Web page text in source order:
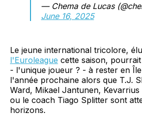
— Chema de Lucas
June 16, 2025
Le jeune international tricolore, élu
l'Euroleague cette saison,
- l'unique joueur ? - à rester en
l'année prochaine alors que T.J.
Ward, Mikael Jantunen,
ou le coach Tiago Splitter sont
horizons.